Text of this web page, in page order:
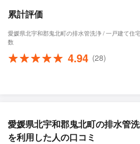
累計評価
愛媛県北宇和郡鬼北町の排水管洗浄 / 一戸建て住
数
4.94 (28)
愛媛県北宇和郡鬼北町の排水管
を利用した人の口コミ